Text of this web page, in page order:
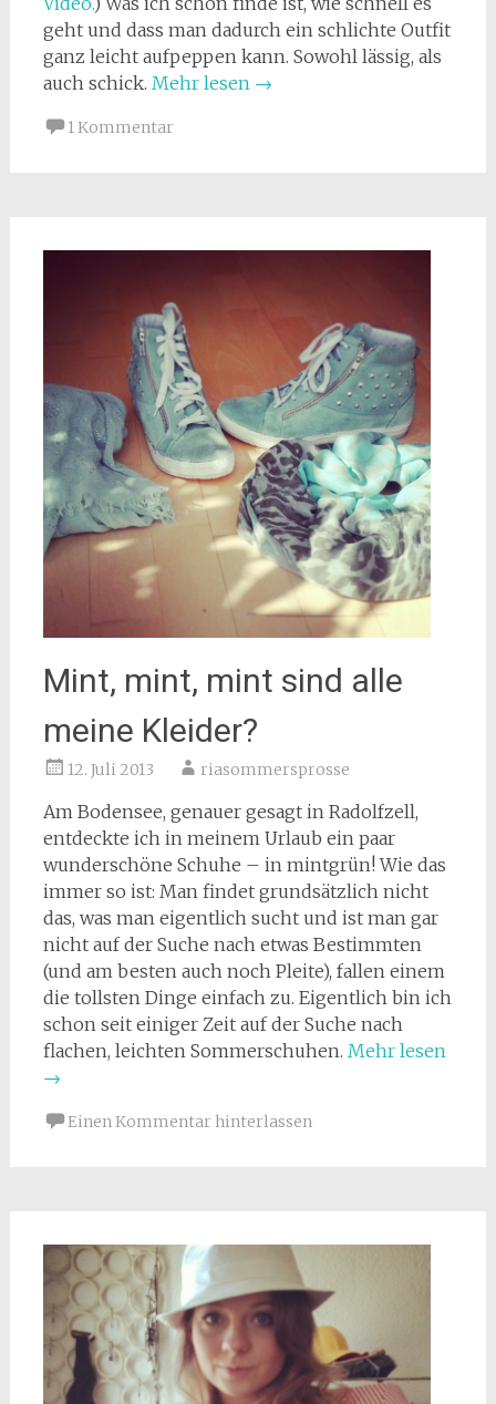
geht und dass man dadurch ein schlichte Outfit
ganz leicht aufpeppen kann. Sowohl lässig, als
auch schick. Mehr lesen →
1 Kommentar
Mint, mint, mint sind alle
meine Kleider?
12. Juli 2013 riasommersprosse
Am Bodensee, genauer gesagt in Radolfzell,
entdeckte ich in meinem Urlaub ein paar
wunderschöne Schuhe – in mintgrün! Wie das
immer so ist: Man findet grundsätzlich nicht
das, was man eigentlich sucht und ist man gar
nicht auf der Suche nach etwas Bestimmten
(und am besten auch noch Pleite), fallen einem
die tollsten Dinge einfach zu. Eigentlich bin ich
schon seit einiger Zeit auf der Suche nach
flachen, leichten Sommerschuhen. Mehr lesen
→
Einen Kommentar hinterlassen